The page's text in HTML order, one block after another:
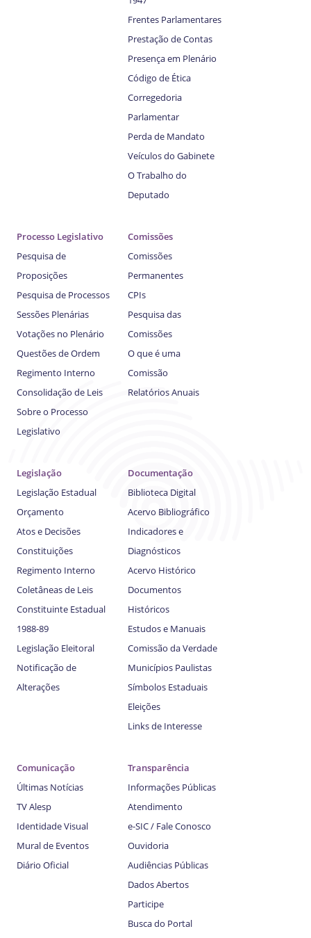
Frentes Parlamentares
Prestação de Contas
Presença em Plenário
Código de Ética
Corregedoria
Parlamentar
Perda de Mandato
Veículos do Gabinete
O Trabalho do
Deputado
Processo Legislativo
Pesquisa de
Proposições
Pesquisa de Processos
Sessões Plenárias
Votações no Plenário
Questões de Ordem
Regimento Interno
Consolidação de Leis
Sobre o Processo
Legislativo
Comissões
Comissões
Permanentes
CPIs
Pesquisa das
Comissões
O que é uma
Comissão
Relatórios Anuais
Legislação
Legislação Estadual
Orçamento
Atos e Decisões
Constituições
Regimento Interno
Coletâneas de Leis
Constituinte Estadual
1988-89
Legislação Eleitoral
Notificação de
Alterações
Documentação
Biblioteca Digital
Acervo Bibliográfico
Indicadores e
Diagnósticos
Acervo Histórico
Documentos
Históricos
Estudos e Manuais
Comissão da Verdade
Municípios Paulistas
Símbolos Estaduais
Eleições
Links de Interesse
Comunicação
Últimas Notícias
TV Alesp
Identidade Visual
Mural de Eventos
Diário Oficial
Transparência
Informações Públicas
Atendimento
e-SIC / Fale Conosco
Ouvidoria
Audiências Públicas
Dados Abertos
Participe
Busca do Portal